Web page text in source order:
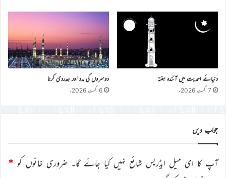
دنیائے احمدیت میں آئندہ ہفتہ
7 اگست 2026ء
دوسروں کی مدد اور ہمدردی کرنا
6 اگست 2026ء
جواب دیں
آپ کا ای میل ایڈریس شائع نہیں کیا جائے گا۔ ضروری خانوں کو *